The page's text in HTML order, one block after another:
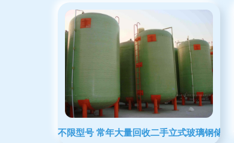
不限型号 常年大量回收二手立式玻璃钢储罐